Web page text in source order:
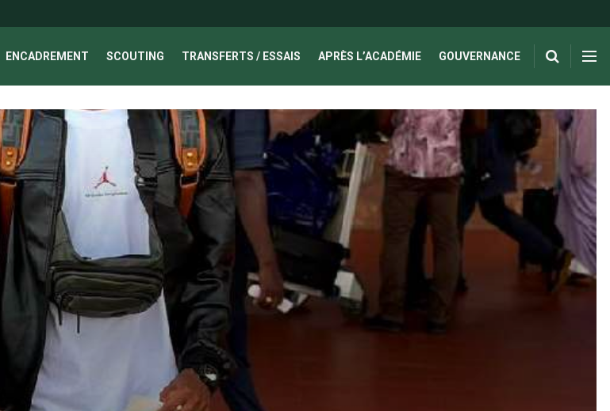
ENCADREMENT SCOUTING TRANSFERTS / ESSAIS APRÈS L’ACADÉMIE GOUVERNANCE